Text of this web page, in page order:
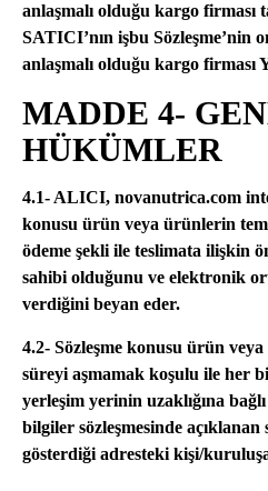
anlaşmalı olduğu kargo firması
SATICI’nın işbu Sözleşme’nin
anlaşmalı olduğu kargo firması
MADDE 4-
HÜKÜMLER
4.1- ALICI, novanutrica.com
konusu ürün veya ürünlerin
ödeme şekli ile teslimata ilişkin
sahibi olduğunu ve elektronik
verdiğini beyan eder.
4.2- Sözleşme konusu ürün
süreyi aşmamak koşulu ile her
yerleşim yerinin uzaklığına
bilgiler sözleşmesinde
gösterdiği adresteki kişi/